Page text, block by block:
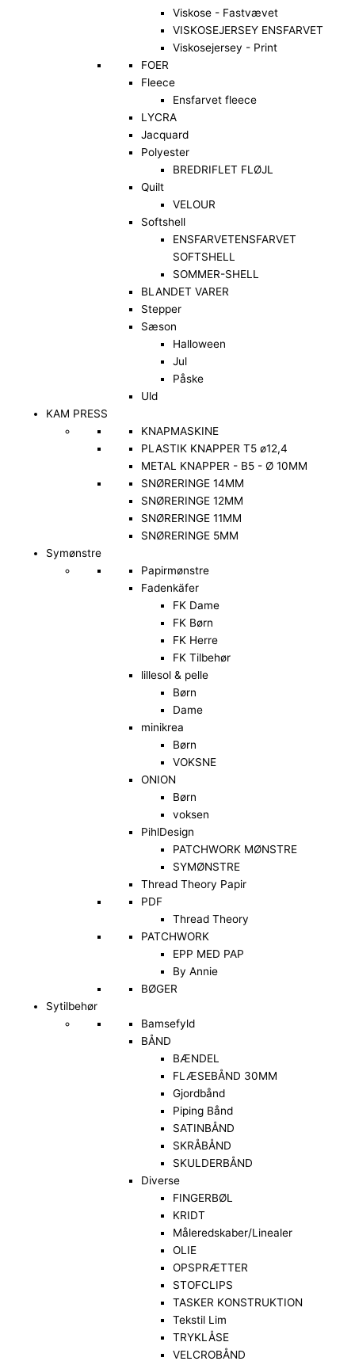
Viskose - Fastvævet
VISKOSEJERSEY ENSFARVET
Viskosejersey - Print
FOER
Fleece
Ensfarvet fleece
LYCRA
Jacquard
Polyester
BREDRIFLET FLØJL
Quilt
VELOUR
Softshell
ENSFARVETENSFARVET
SOFTSHELL
SOMMER-SHELL
BLANDET VARER
Stepper
Sæson
Halloween
Jul
Påske
Uld
KAM PRESS
KNAPMASKINE
PLASTIK KNAPPER T5 ø12,4
METAL KNAPPER - B5 - Ø 10MM
SNØRERINGE 14MM
SNØRERINGE 12MM
SNØRERINGE 11MM
SNØRERINGE 5MM
Symønstre
Papirmønstre
Fadenkäfer
FK Dame
FK Børn
FK Herre
FK Tilbehør
lillesol & pelle
Børn
Dame
minikrea
Børn
VOKSNE
ONION
Børn
voksen
PihlDesign
PATCHWORK MØNSTRE
SYMØNSTRE
Thread Theory Papir
PDF
Thread Theory
PATCHWORK
EPP MED PAP
By Annie
BØGER
Sytilbehør
Bamsefyld
BÅND
BÆNDEL
FLÆSEBÅND 30MM
Gjordbånd
Piping Bånd
SATINBÅND
SKRÅBÅND
SKULDERBÅND
Diverse
FINGERBØL
KRIDT
Måleredskaber/Linealer
OLIE
OPSPRÆTTER
STOFCLIPS
TASKER KONSTRUKTION
Tekstil Lim
TRYKLÅSE
VELCROBÅND